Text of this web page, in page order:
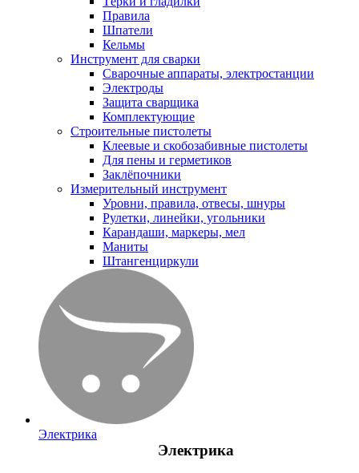
Правила
Шпатели
Кельмы
Инструмент для сварки
Сварочные аппараты, электростанции
Электроды
Защита сварщика
Комплектующие
Строительные пистолеты
Клеевые и скобозабивные пистолеты
Для пены и герметиков
Заклёпочники
Измерительный инструмент
Уровни, правила, отвесы, шнуры
Рулетки, линейки, угольники
Карандаши, маркеры, мел
Маниты
Штангенциркули
Электрика
Электрика